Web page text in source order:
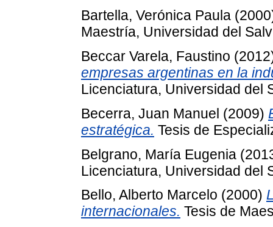
Bartella, Verónica Paula
Maestría, Universidad del
Beccar Varela, Faustino
empresas argentinas en la
Licenciatura, Universidad del
Becerra, Juan Manuel (2009)
estratégica. Tesis de
Belgrano, María Eugenia
Licenciatura, Universidad del
Bello, Alberto Marcelo (2000)
internacionales. Tesis de